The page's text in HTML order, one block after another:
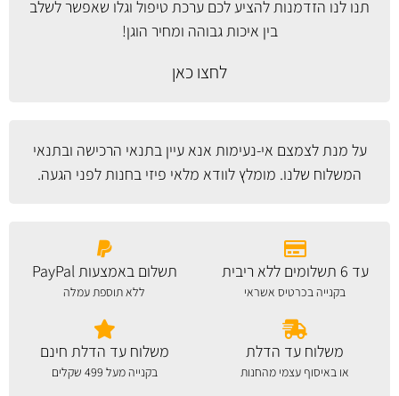
תנו לנו הזדמנות להציע לכם ערכת טיפול וגלו שאפשר לשלב
בין איכות גבוהה ומחיר הוגן!
לחצו כאן
על מנת לצמצם אי-נעימות אנא עיין בתנאי הרכישה ובתנאי
המשלוח שלנו. מומלץ לוודא מלאי פיזי בחנות לפני הגעה.
עד 6 תשלומים ללא ריבית
בקנייה בכרטיס אשראי
תשלום באמצעות PayPal
ללא תוספת עמלה
משלוח עד הדלת
או באיסוף עצמי מהחנות
משלוח עד הדלת חינם
בקנייה מעל 499 שקלים